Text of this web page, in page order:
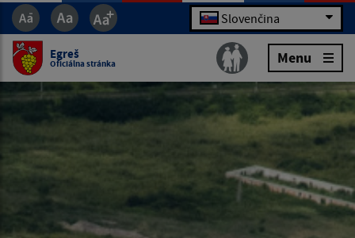
Slovenčina
Egreš
Oficiálna stránka Menu